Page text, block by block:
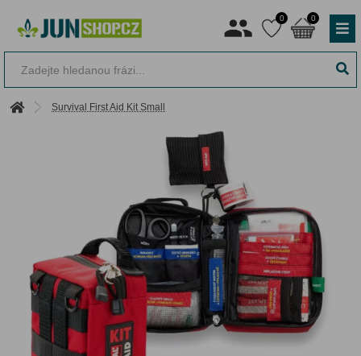
0 0
Survival First Aid Kit Small